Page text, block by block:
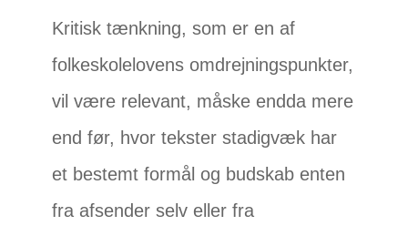
Kritisk tænkning, som er en af
folkeskolelovens omdrejningspunkter,
vil være relevant, måske endda mere
end før, hvor tekster stadigvæk har
et bestemt formål og budskab enten
fra afsender selv eller fra